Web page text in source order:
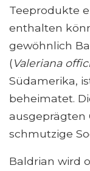
Teeprodukte
enthalten
gewöhnlich
(Valeriana
Südamerika,
beheimatet.
ausgeprägten
schmutzige
Baldrian wird